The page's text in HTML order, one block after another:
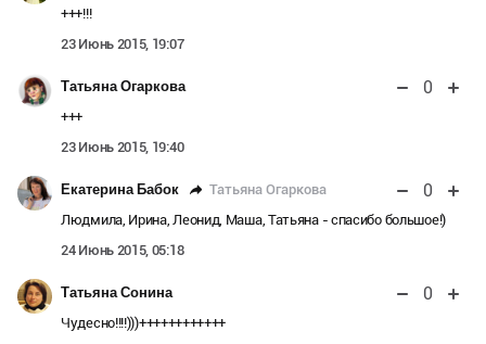
+++!!!
23 Июнь 2015, 19:07
Татьяна Огаркова 0
+++
23 Июнь 2015, 19:40
Екатерина Бабок Татьяна Огаркова 0
Людмила, Ирина, Леонид, Маша, Татьяна - спасибо большое!)
24 Июнь 2015, 05:18
Татьяна Сонина 0
Чудесно!!!!)))++++++++++++